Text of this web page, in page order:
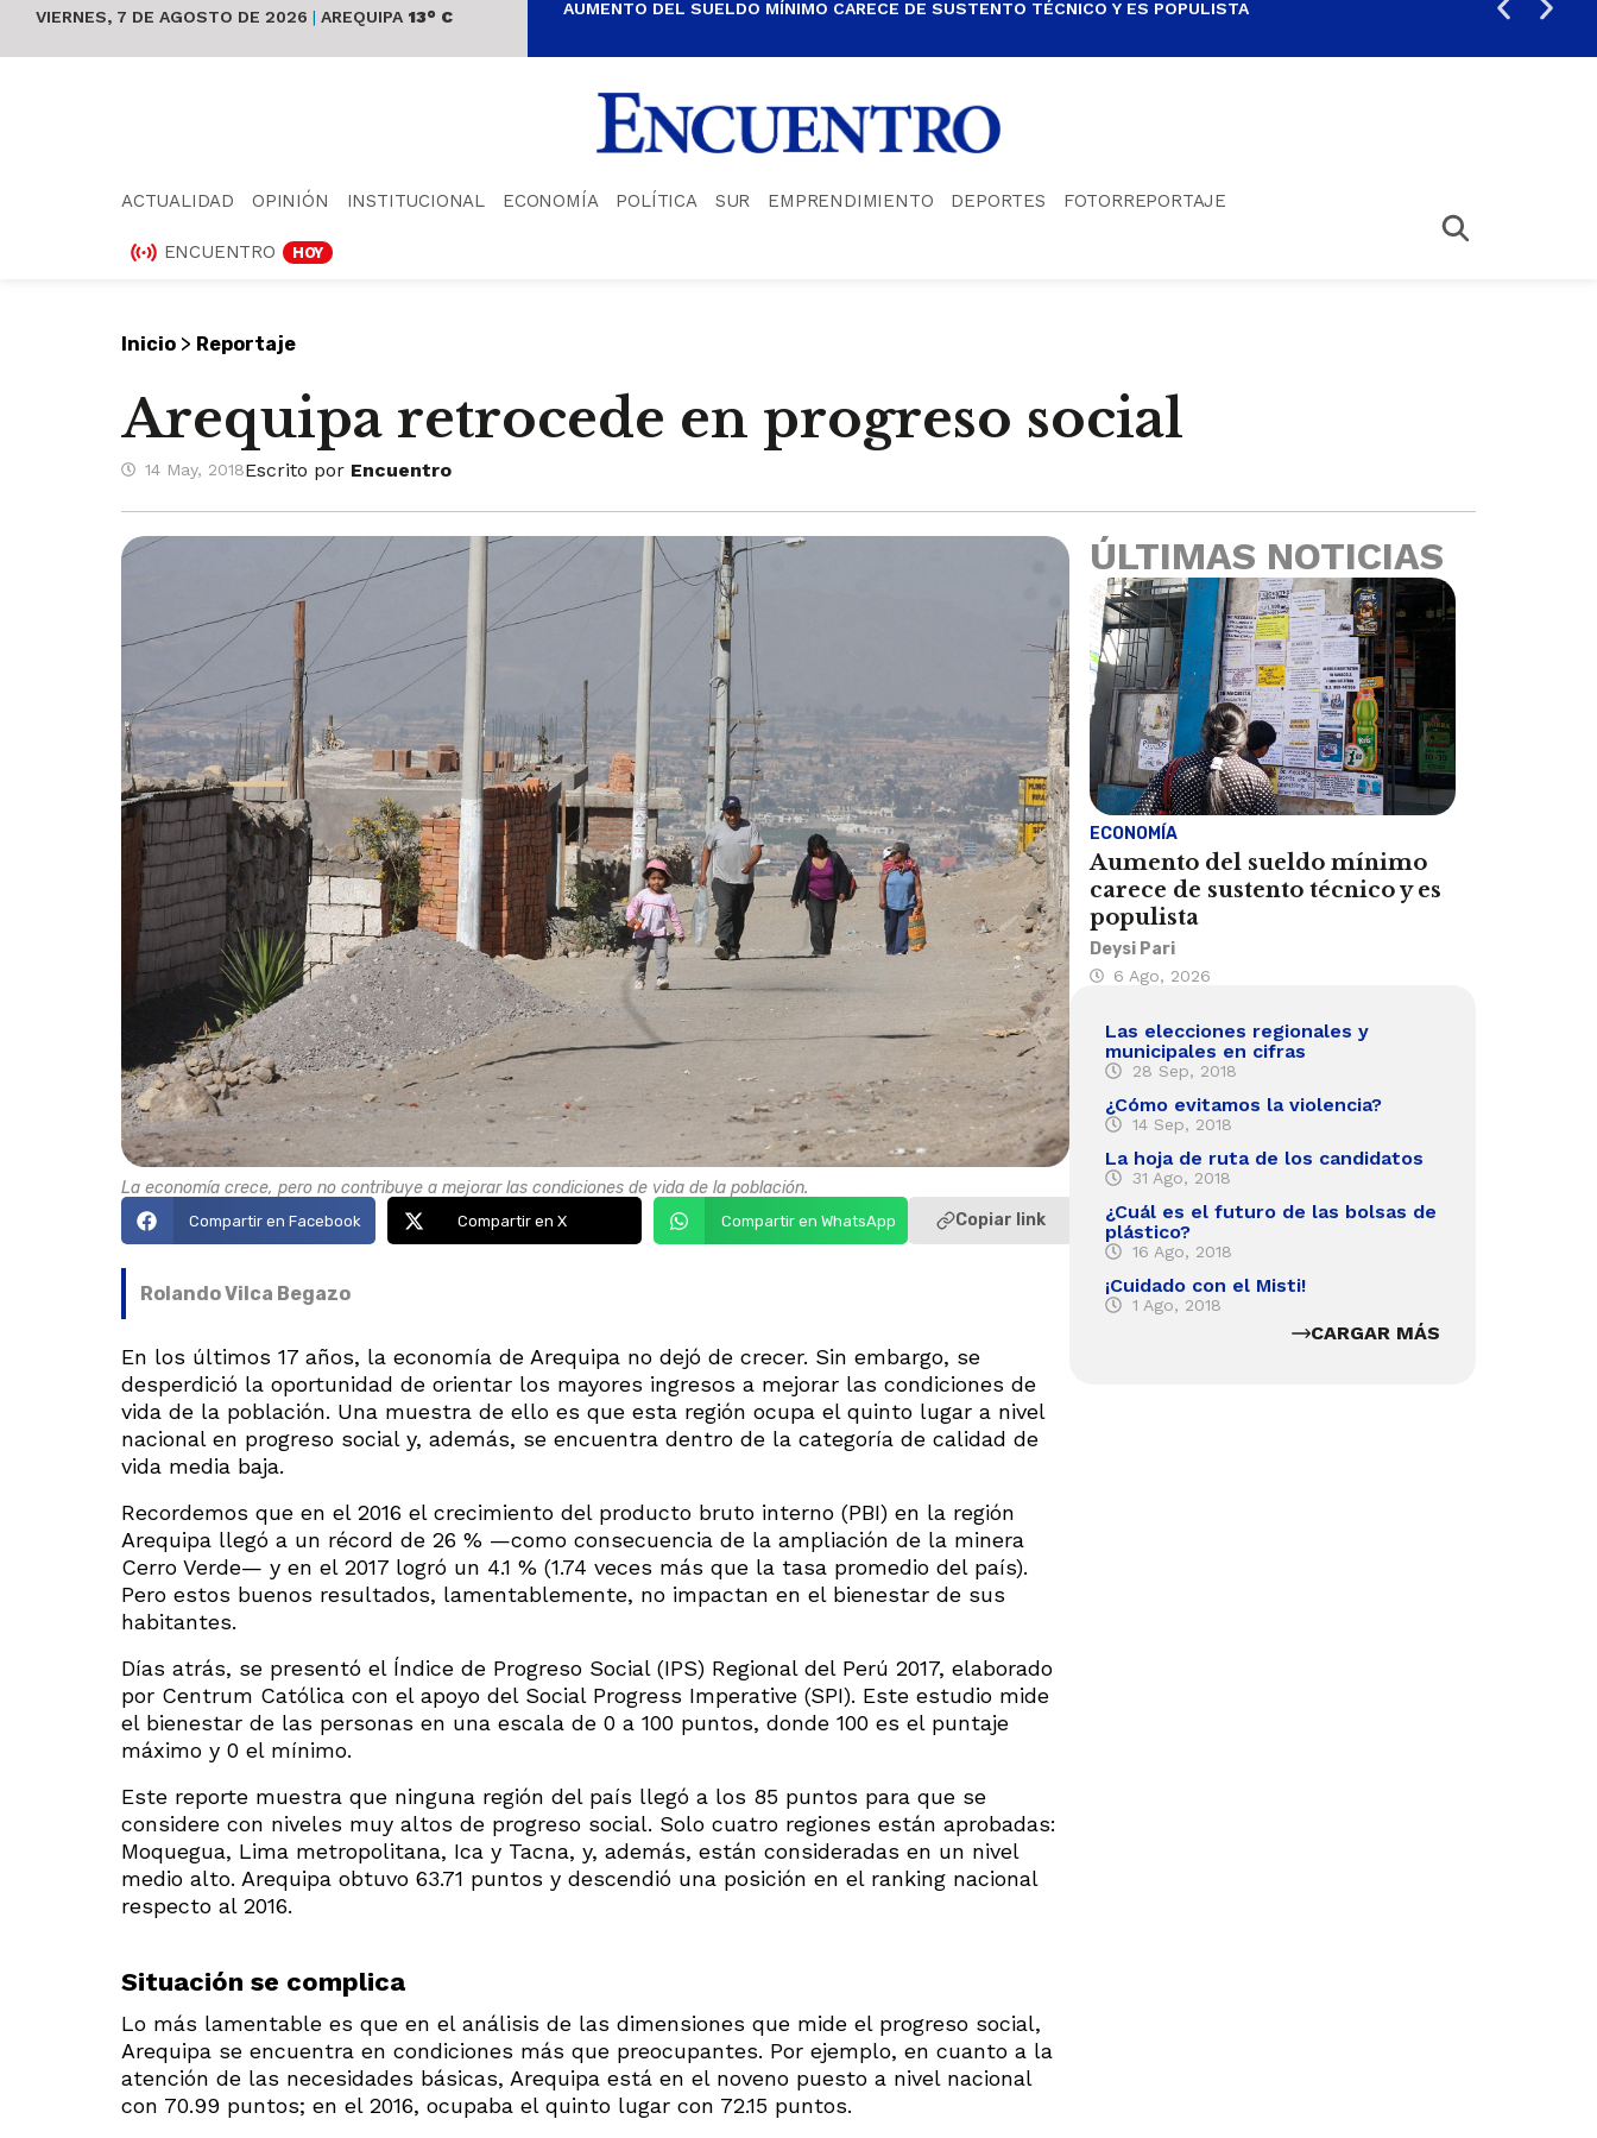
VIERNES, 7 DE AGOSTO DE 2026 | AREQUIPA 13° C AUMENTO DEL SUELDO MÍNIMO CARECE DE SUSTENTO TÉCNICO Y ES POPULISTA
ACTUALIDAD OPINIÓN INSTITUCIONAL ECONOMÍA POLÍTICA SUR EMPRENDIMIENTO DEPORTES FOTORREPORTAJE
ENCUENTRO HOY
Inicio > Reportaje
Arequipa retrocede en progreso social
14 May, 2018Escrito por Encuentro
La economía crece, pero no contribuye a mejorar las condiciones de vida de la población.
Compartir en Facebook Compartir en X Compartir en WhatsApp Copiar link
Rolando Vilca Begazo
En los últimos 17 años, la economía de Arequipa no dejó de crecer. Sin embargo, se
desperdició la oportunidad de orientar los mayores ingresos a mejorar las condiciones de
vida de la población. Una muestra de ello es que esta región ocupa el quinto lugar a nivel
nacional en progreso social y, además, se encuentra dentro de la categoría de calidad de
vida media baja.
Recordemos que en el 2016 el crecimiento del producto bruto interno (PBI) en la región
Arequipa llegó a un récord de 26 % —como consecuencia de la ampliación de la minera
Cerro Verde— y en el 2017 logró un 4.1 % (1.74 veces más que la tasa promedio del país).
Pero estos buenos resultados, lamentablemente, no impactan en el bienestar de sus
habitantes.
Días atrás, se presentó el Índice de Progreso Social (IPS) Regional del Perú 2017, elaborado
por Centrum Católica con el apoyo del Social Progress Imperative (SPI). Este estudio mide
el bienestar de las personas en una escala de 0 a 100 puntos, donde 100 es el puntaje
máximo y 0 el mínimo.
Este reporte muestra que ninguna región del país llegó a los 85 puntos para que se
considere con niveles muy altos de progreso social. Solo cuatro regiones están aprobadas:
Moquegua, Lima metropolitana, Ica y Tacna, y, además, están consideradas en un nivel
medio alto. Arequipa obtuvo 63.71 puntos y descendió una posición en el ranking nacional
respecto al 2016.
Situación se complica
Lo más lamentable es que en el análisis de las dimensiones que mide el progreso social,
Arequipa se encuentra en condiciones más que preocupantes. Por ejemplo, en cuanto a la
atención de las necesidades básicas, Arequipa está en el noveno puesto a nivel nacional
con 70.99 puntos; en el 2016, ocupaba el quinto lugar con 72.15 puntos.
ÚLTIMAS NOTICIAS
ECONOMÍA
Aumento del sueldo mínimo
carece de sustento técnico y es
populista
Deysi Pari
6 Ago, 2026
Las elecciones regionales y
municipales en cifras
28 Sep, 2018
¿Cómo evitamos la violencia?
14 Sep, 2018
La hoja de ruta de los candidatos
31 Ago, 2018
¿Cuál es el futuro de las bolsas de
plástico?
16 Ago, 2018
¡Cuidado con el Misti!
1 Ago, 2018
CARGAR MÁS